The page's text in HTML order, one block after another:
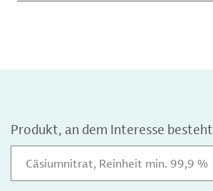
Produkt, an dem Interesse besteht
Cäsiumnitrat, Reinheit min. 99,9 %